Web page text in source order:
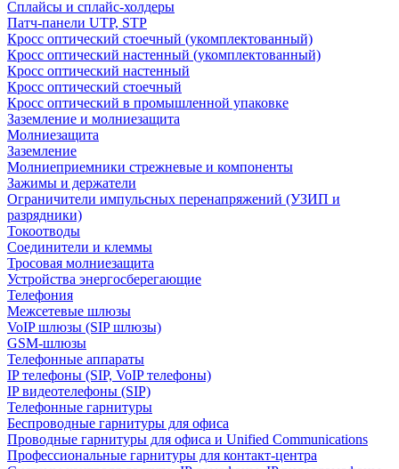
Сплайсы и сплайс-холдеры
Патч-панели UTP, STP
Кросс оптический стоечный (укомплектованный)
Кросс оптический настенный (укомплектованный)
Кросс оптический настенный
Кросс оптический стоечный
Кросс оптический в промышленной упаковке
Заземление и молниезащита
Молниезащита
Заземление
Молниеприемники стрежневые и компоненты
Зажимы и держатели
Ограничители импульсных перенапряжений (УЗИП и
разрядники)
Токоотводы
Соединители и клеммы
Тросовая молниезащита
Устройства энергосберегающие
Телефония
Межсетевые шлюзы
VoIP шлюзы (SIP шлюзы)
GSM-шлюзы
Телефонные аппараты
IP телефоны (SIP, VoIP телефоны)
IP видеотелефоны (SIP)
Телефонные гарнитуры
Беспроводные гарнитуры для офиса
Проводные гарнитуры для офиса и Unified Communications
Профессиональные гарнитуры для контакт-центра